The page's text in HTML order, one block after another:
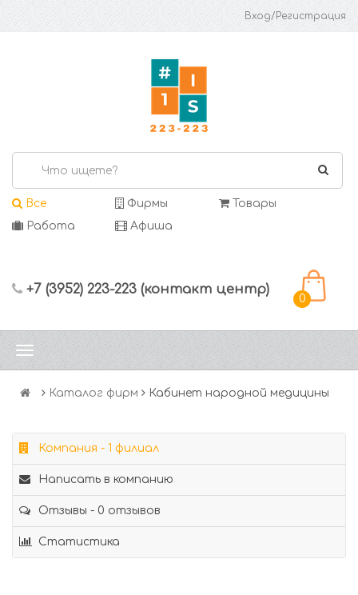
Вход/Регистрация
Все Фирмы
Товары
Работа
Афиша
+7 (3952) 223-223 (контакт центр)
0
Каталог фирм Кабинет народной медицины
Компания - 1 филиал
Написать в компанию
Отзывы - 0 отзывов
Статистика